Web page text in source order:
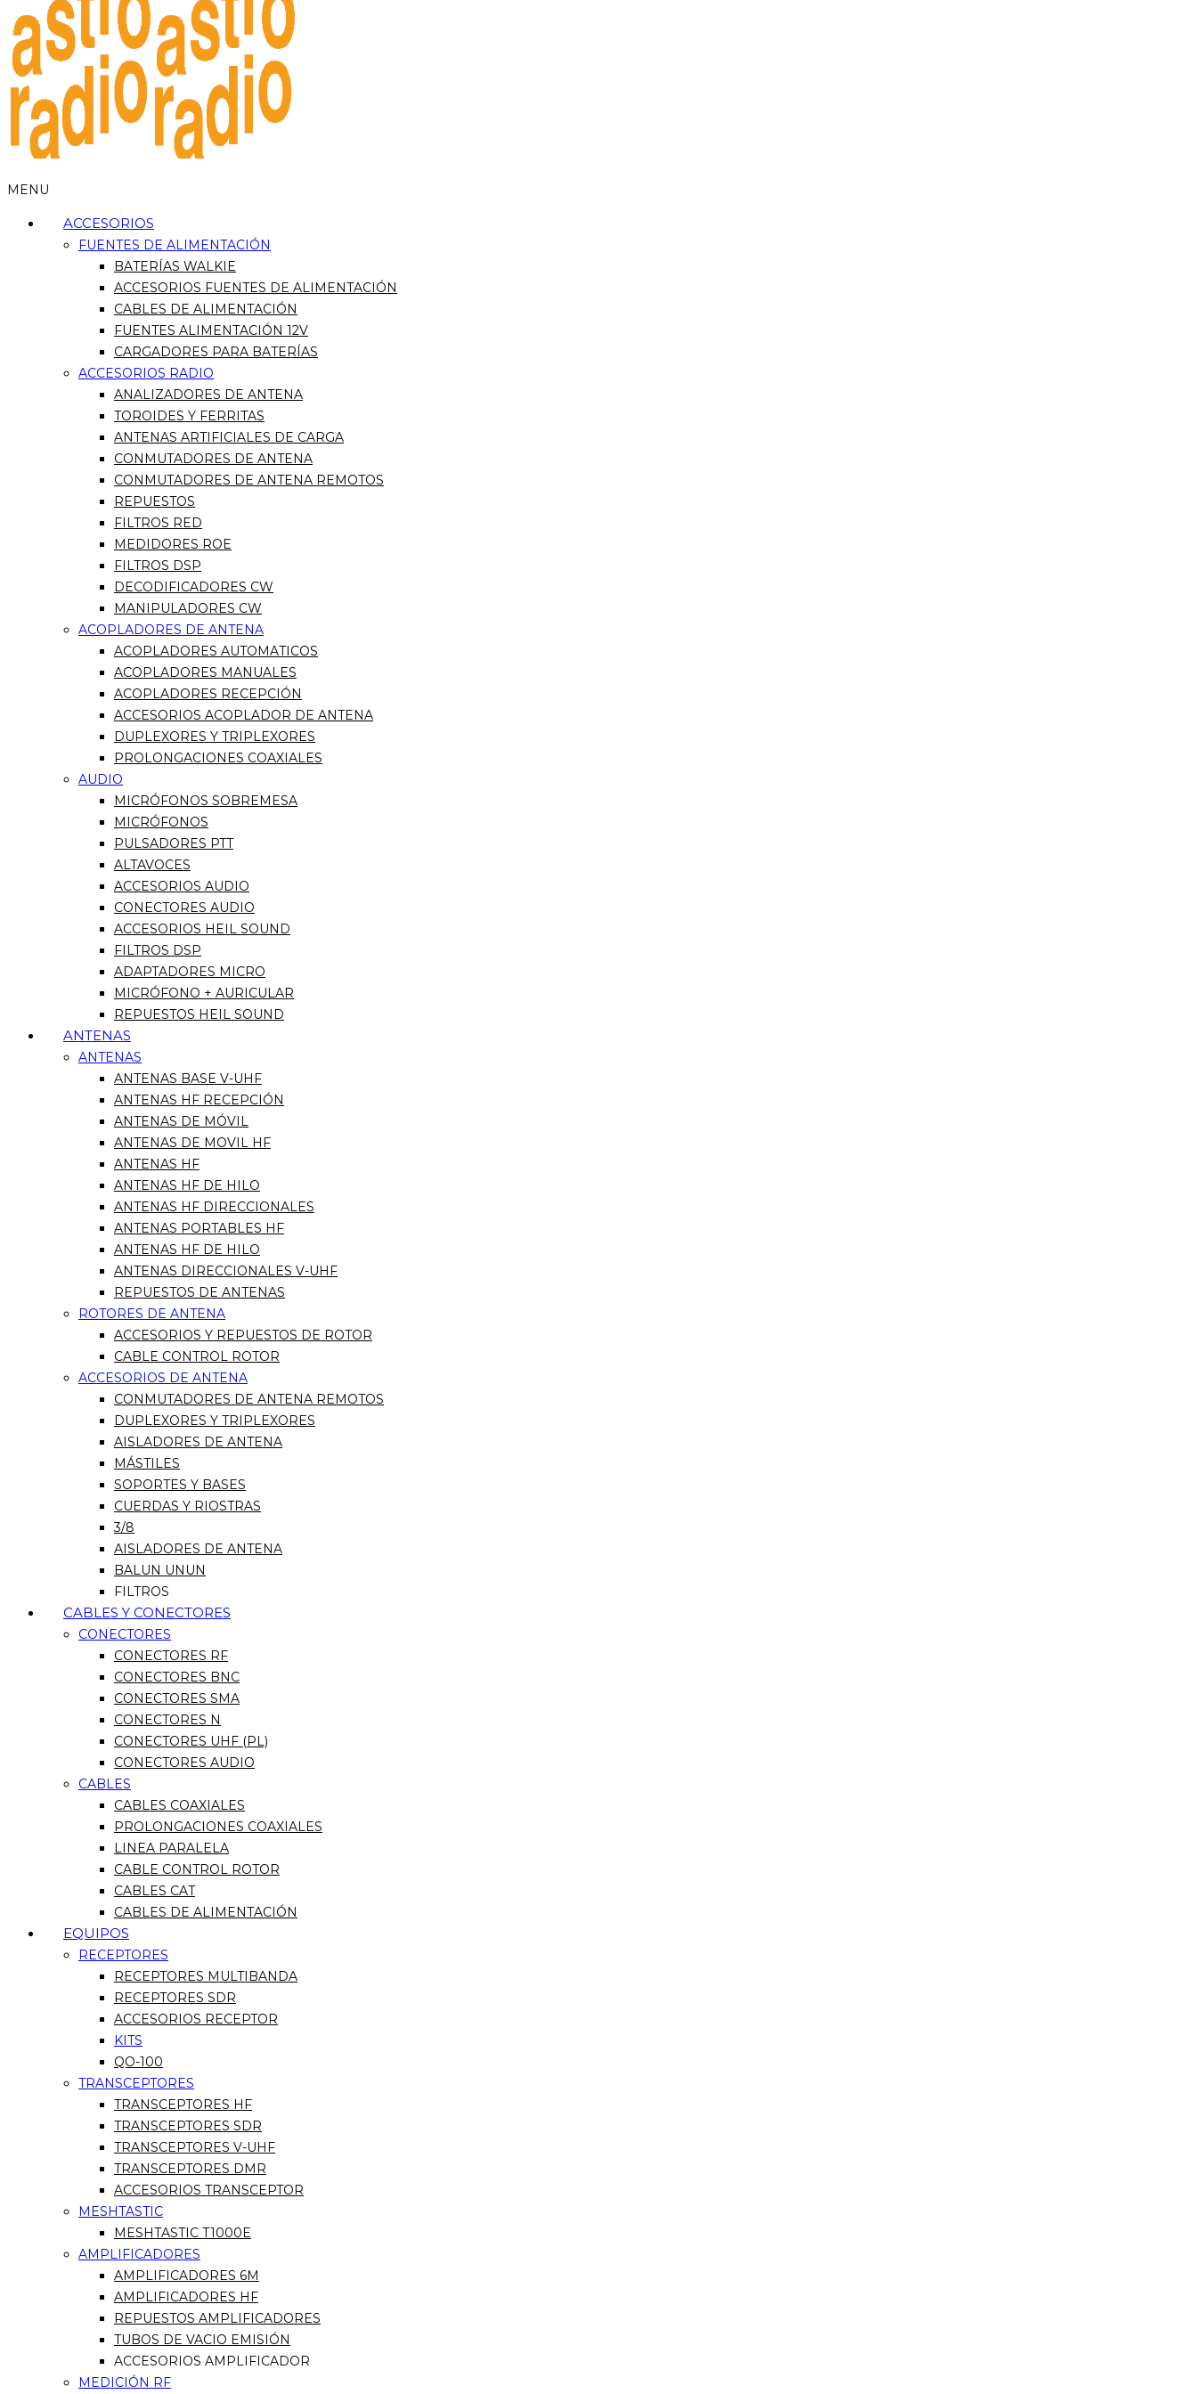
MENU
ACCESORIOS
FUENTES DE ALIMENTACIÓN
BATERÍAS WALKIE
ACCESORIOS FUENTES DE ALIMENTACIÓN
CABLES DE ALIMENTACIÓN
FUENTES ALIMENTACIÓN 12V
CARGADORES PARA BATERÍAS
ACCESORIOS RADIO
ANALIZADORES DE ANTENA
TOROIDES Y FERRITAS
ANTENAS ARTIFICIALES DE CARGA
CONMUTADORES DE ANTENA
CONMUTADORES DE ANTENA REMOTOS
REPUESTOS
FILTROS RED
MEDIDORES ROE
FILTROS DSP
DECODIFICADORES CW
MANIPULADORES CW
ACOPLADORES DE ANTENA
ACOPLADORES AUTOMATICOS
ACOPLADORES MANUALES
ACOPLADORES RECEPCIÓN
ACCESORIOS ACOPLADOR DE ANTENA
DUPLEXORES Y TRIPLEXORES
PROLONGACIONES COAXIALES
AUDIO
MICRÓFONOS SOBREMESA
MICRÓFONOS
PULSADORES PTT
ALTAVOCES
ACCESORIOS AUDIO
CONECTORES AUDIO
ACCESORIOS HEIL SOUND
FILTROS DSP
ADAPTADORES MICRO
MICRÓFONO + AURICULAR
REPUESTOS HEIL SOUND
ANTENAS
ANTENAS
ANTENAS BASE V-UHF
ANTENAS HF RECEPCIÓN
ANTENAS DE MÓVIL
ANTENAS DE MOVIL HF
ANTENAS HF
ANTENAS HF DE HILO
ANTENAS HF DIRECCIONALES
ANTENAS PORTABLES HF
ANTENAS HF DE HILO
ANTENAS DIRECCIONALES V-UHF
REPUESTOS DE ANTENAS
ROTORES DE ANTENA
ACCESORIOS Y REPUESTOS DE ROTOR
CABLE CONTROL ROTOR
ACCESORIOS DE ANTENA
CONMUTADORES DE ANTENA REMOTOS
DUPLEXORES Y TRIPLEXORES
AISLADORES DE ANTENA
MÁSTILES
SOPORTES Y BASES
CUERDAS Y RIOSTRAS
3/8
AISLADORES DE ANTENA
BALUN UNUN
FILTROS
CABLES Y CONECTORES
CONECTORES
CONECTORES RF
CONECTORES BNC
CONECTORES SMA
CONECTORES N
CONECTORES UHF (PL)
CONECTORES AUDIO
CABLES
CABLES COAXIALES
PROLONGACIONES COAXIALES
LINEA PARALELA
CABLE CONTROL ROTOR
CABLES CAT
CABLES DE ALIMENTACIÓN
EQUIPOS
RECEPTORES
RECEPTORES MULTIBANDA
RECEPTORES SDR
ACCESORIOS RECEPTOR
KITS
QO-100
TRANSCEPTORES
TRANSCEPTORES HF
TRANSCEPTORES SDR
TRANSCEPTORES V-UHF
TRANSCEPTORES DMR
ACCESORIOS TRANSCEPTOR
MESHTASTIC
MESHTASTIC T1000E
AMPLIFICADORES
AMPLIFICADORES 6M
AMPLIFICADORES HF
REPUESTOS AMPLIFICADORES
TUBOS DE VACIO EMISIÓN
ACCESORIOS AMPLIFICADOR
MEDICIÓN RF